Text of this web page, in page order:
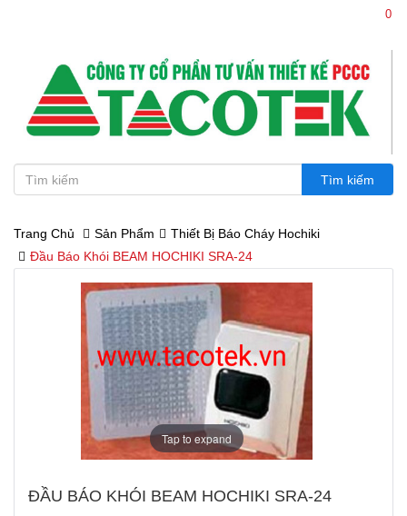
Trang Chủ Sản Phẩm
Thiết Bị Báo Cháy Hochiki
Đầu Báo Khói BEAM HOCHIKI SRA-24
Tap to expand
ĐẦU BÁO KHÓI BEAM HOCHIKI SRA-24
0